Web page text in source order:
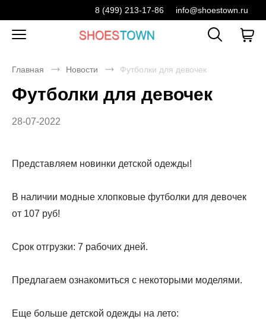
8 (499) 213-17-86 info@shoestown.ru
Главная Новости Футболки для девочек
Футболки для девочек
28-07-2022
Представляем новинки детской одежды!
В наличии модные хлопковые футболки для девочек
от 107 руб!
Срок отгрузки: 7 рабочих дней.
Предлагаем ознакомиться с некоторыми моделями.
Еще больше детской одежды на лето: